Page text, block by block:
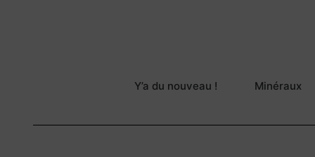
Y’a du nouveau ! Minéraux